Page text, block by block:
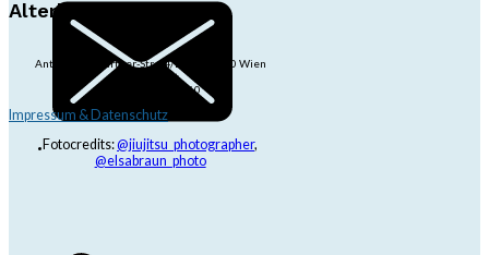
Alterlaa
Anton-Baumgartner-Str. 44/B8/01, 1230 Wien
dojo@jjrt.at
+43 6991 171 81 60
Impressum & Datenschutz
Fotocredits:@jiujitsu_photographer,
@elsabraun_photo